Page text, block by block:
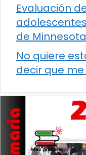
Evaluación
de Minnesota
No quiere
decir que